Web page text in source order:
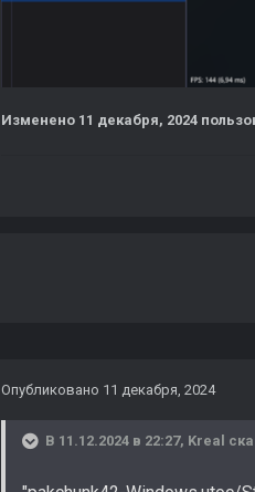
Изменено 11 декабря, 2024
Опубликовано 11 декабря, 2024
В 11.12.2024 в 22:27, Kreal